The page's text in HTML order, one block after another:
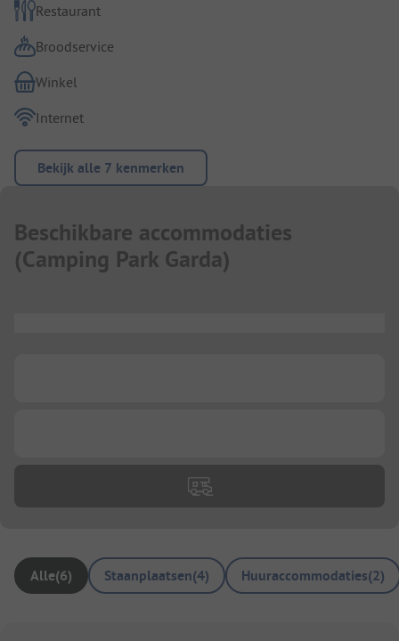
Restaurant
Broodservice
Winkel
Internet
Bekijk alle 7 kenmerken
Beschikbare accommodaties
(Camping Park Garda)
Alle(6) Staanplaatsen(4) Huuraccommodaties(2)